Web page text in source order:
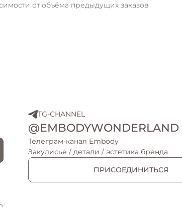
от объёма предыдущих заказов.
TG-CHANNEL
@EMBODYWONDERLAND
Телеграм-канал Embody
Закулисье / детали / эстетика бренда
ПРИСОЕДИНИТЬСЯ